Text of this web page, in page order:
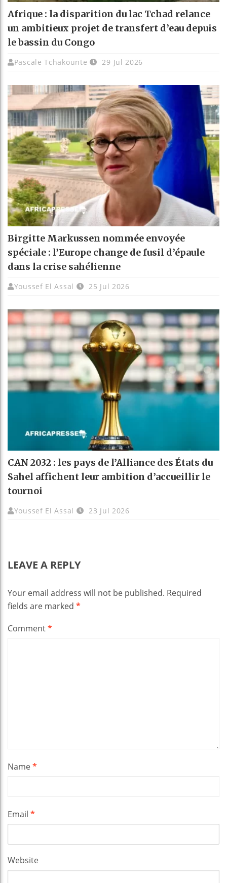
Afrique : la disparition du lac Tchad relance
un ambitieux projet de transfert d’eau depuis
le bassin du Congo
Pascale Tchakounte 29 Jul 2026
Birgitte Markussen nommée envoyée
spéciale : l’Europe change de fusil d’épaule
dans la crise sahélienne
Youssef El Assal 25 Jul 2026
CAN 2032 : les pays de l’Alliance des États du
Sahel affichent leur ambition d’accueillir le
tournoi
Youssef El Assal 23 Jul 2026
LEAVE A REPLY
Your email address will not be published. Required
fields are marked *
Comment*
Name*
Email *
Website